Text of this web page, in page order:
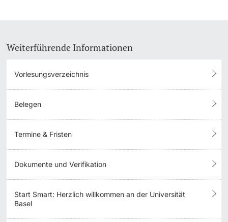
Weiterführende Informationen
Vorlesungsverzeichnis
Belegen
Termine & Fristen
Dokumente und Verifikation
Start Smart: Herzlich willkommen an der Universität
Basel